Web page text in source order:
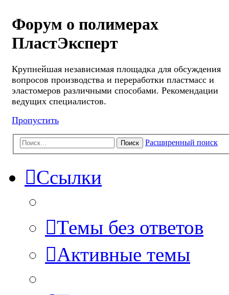
Форум о полимерах
ПластЭксперт
Крупнейшая независимая площадка для обсуждения
вопросов производства и переработки пластмасс и
эластомеров различными способами. Рекомендации
ведущих специалистов.
Пропустить
Поиск Расширенный поиск
Ссылки
Темы без ответов
Активные темы